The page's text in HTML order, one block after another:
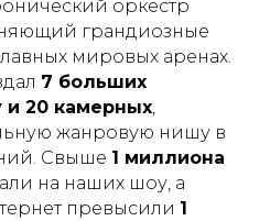
оркестр
грандиозные
мировых аренах.
7 больших
20 камерных,
жанровую нишу в
Свыше 1 миллиона
на наших шоу, а
превысили 1